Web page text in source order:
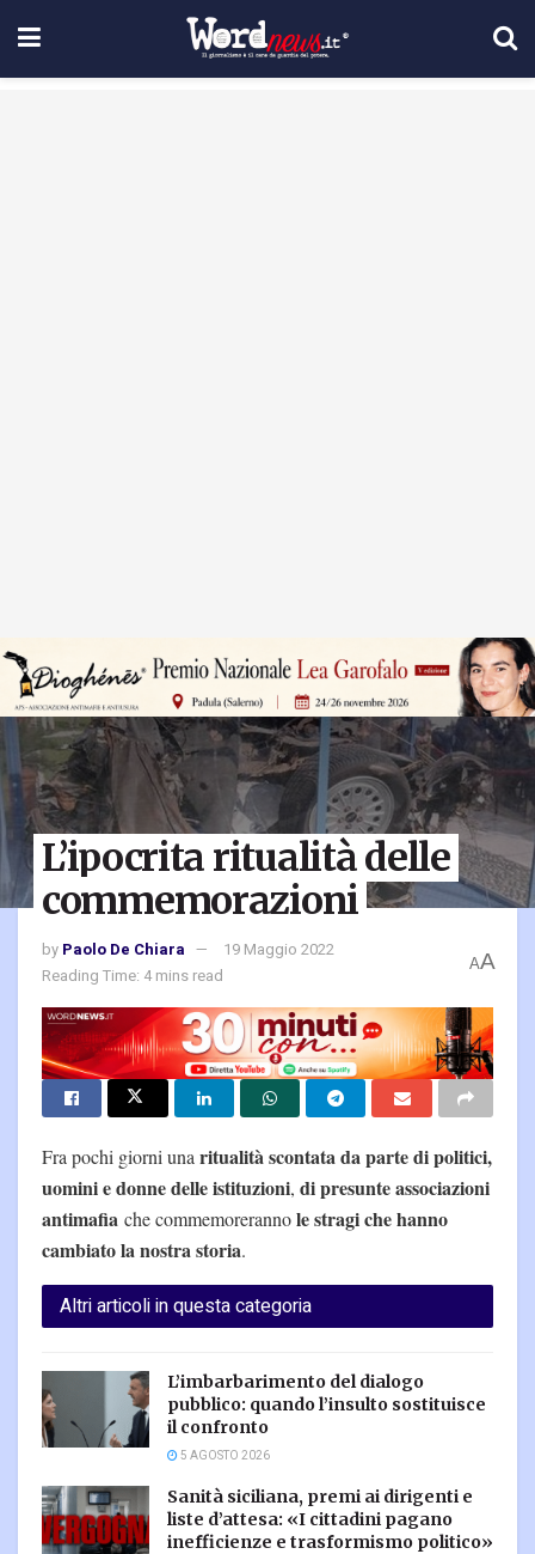
L’ipocrita ritualità delle
commemorazioni
by Paolo De Chiara
19 Maggio 2022
Reading Time: 4 mins read
AA
Fra pochi giorni una ritualità scontata da parte di politici,
uomini e donne delle istituzioni, di presunte associazioni
antimafia che commemorerannole stragi che hanno
cambiato la nostra storia.
Altri articoli in questa categoria
L’imbarbarimento del dialogo
pubblico: quando l’insulto sostituisce
il confronto
5 AGOSTO 2026
Sanità siciliana, premi ai dirigenti e
liste d’attesa: «I cittadini pagano
inefficienze e trasformismo politico»